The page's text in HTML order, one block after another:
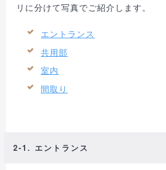
リに分けて写真でご紹介します。
エントランス
共用部
室内
間取り
2-1. エントランス